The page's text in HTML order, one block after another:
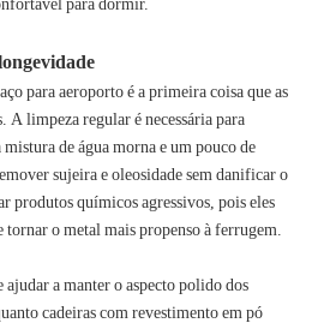
para dormir.
para aeroporto é a primeira coisa que as
A limpeza regular é necessária para
de água morna e um pouco de
sujeira e oleosidade sem danificar o
produtos químicos agressivos, pois eles
tornar o metal mais propenso à ferrugem.
a manter o aspecto polido dos
cadeiras com revestimento em pó